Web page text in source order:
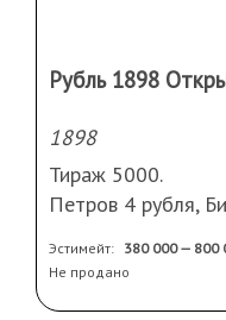
1898
Тираж 5000.
Петров 4 рубля,
Эстимейт: 380 000 — 800
Не продано